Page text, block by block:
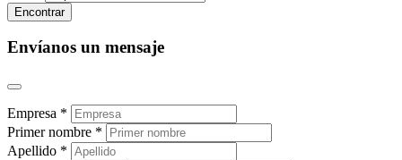
Envíanos un mensaje
Empresa *
Primer nombre *
Apellido *